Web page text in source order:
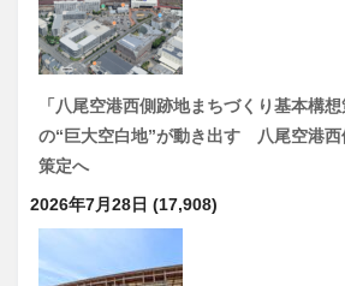
「八尾空港西側跡地まちづくり基本構
の“巨大空白地”が動き出す 八尾空港
策定へ
2026年7月28日 (17,908)